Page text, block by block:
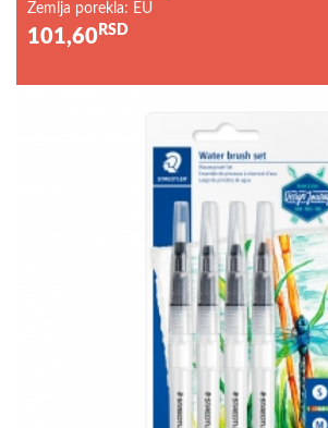
Zemlja porekla: EU
101,60 RSD